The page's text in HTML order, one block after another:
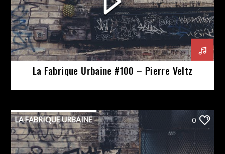
La Fabrique Urbaine #100 – Pierre Veltz
LA FABRIQUE URBAINE 0